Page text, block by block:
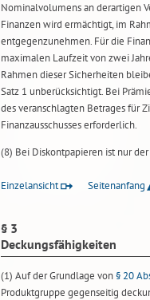
Nominalvolumens an derartigen
Finanzen wird ermächtigt, im
entgegenzunehmen. Für die
maximalen Laufzeit von zwei
Rahmen dieser Sicherheiten
Satz 1 unberücksichtigt. Bei
des veranschlagten Betrages für
Finanzausschusses erforderlich.
(8) Bei Diskontpapieren ist nur
Einzelansicht Seitenanfang
§ 3
Deckungsfähigkeiten
(1) Auf der Grundlage von§ 20
Produktgruppe gegenseitig